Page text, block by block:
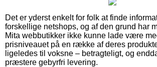
Det er yderst enkelt for folk at finde
forskellige netshops, og af den grund har
Mita webbutikker ikke kunne lade være
prisniveauet på en række af deres
ligeledes til voksne – betragteligt, og
præstere gebyrfri levering.